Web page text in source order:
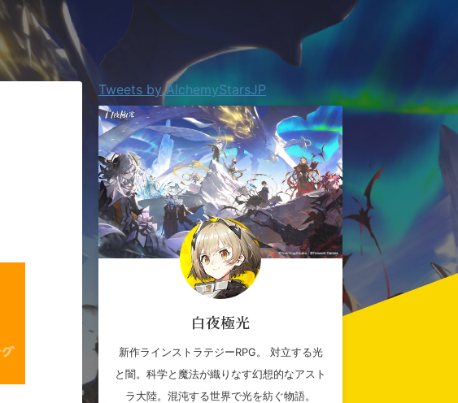
Tweets by AlchemyStarsJP
白夜極光
新作ラインストラテジーRPG。 対立する光
と闇。科学と魔法が織りなす幻想的なアスト
ラ大陸。混沌する世界で光を紡ぐ物語。